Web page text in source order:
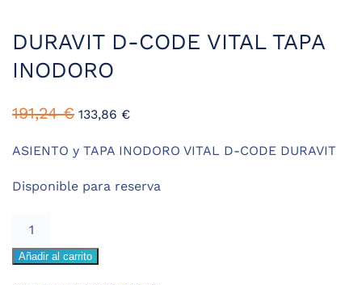
DURAVIT D-CODE VITAL TAPA
INODORO
191,24€ El
original
191,24 €.
133,86 €El
actual
133,86 €.
ASIENTO y TAPA INODORO VITAL D-CODE DURAVIT
Disponible para reserva
CODE
Añadir al carrito